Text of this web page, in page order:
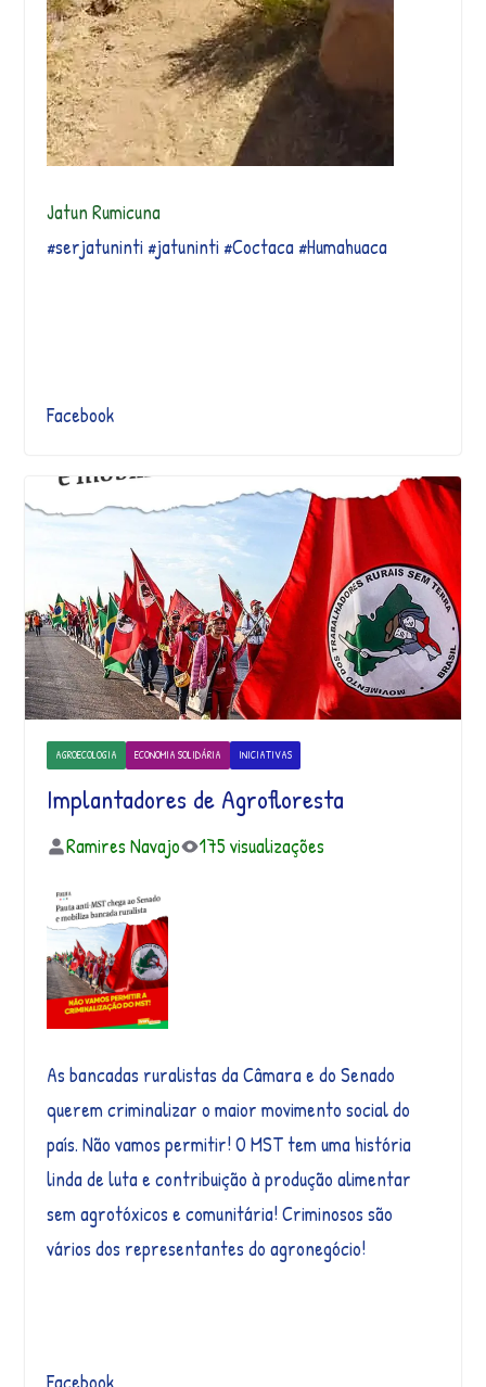
Jatun Rumicuna
#serjatuninti #jatuninti #Coctaca #Humahuaca
Facebook
AGROECOLOGIA ECONOMIA SOLIDÁRIA INICIATIVAS
Implantadores de Agrofloresta
Ramires Navajo 175 visualizações
As bancadas ruralistas da Câmara e do Senado
querem criminalizar o maior movimento social do
país. Não vamos permitir! O MST tem uma história
linda de luta e contribuição à produção alimentar
sem agrotóxicos e comunitária! Criminosos são
vários dos representantes do agronegócio!